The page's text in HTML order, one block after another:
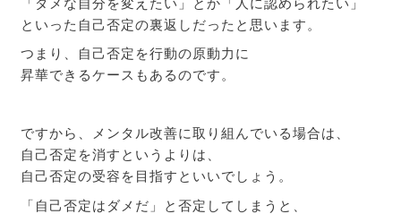
「ダメな自分を変えたい」とか「人に認められたい」
といった自己否定の裏返しだったと思います。
つまり、自己否定を行動の原動力に
昇華できるケースもあるのです。
ですから、メンタル改善に取り組んでいる場合は、
自己否定を消すというよりは、
自己否定の受容を目指すといいでしょう。
「自己否定はダメだ」と否定してしまうと、